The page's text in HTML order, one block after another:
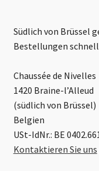
Südlich von Brüssel
Bestellungen
Chaussée de Nivelles
1420 Braine-l’Alleud
(südlich von Brüssel)
Belgien
USt-IdNr.: BE
Kontaktieren Sie uns